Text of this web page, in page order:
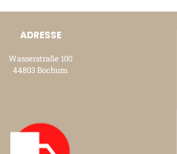
ADRESSE
Wasserstraße 100
44803 Bochum